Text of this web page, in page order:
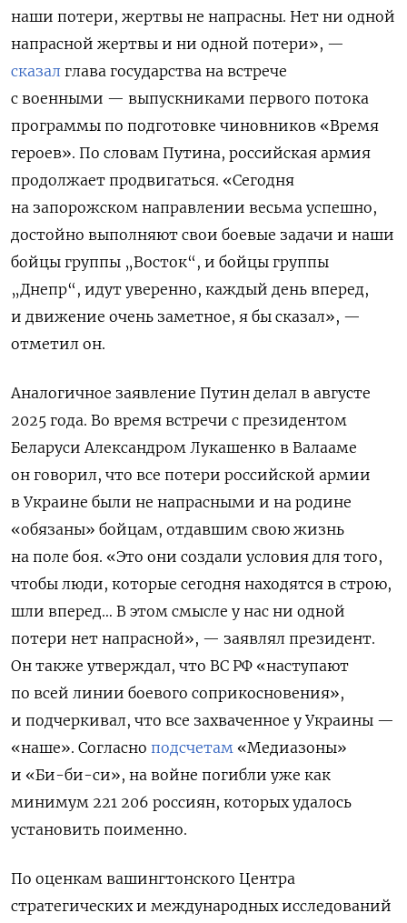
наши потери, жертвы не напрасны. Нет ни одной
напрасной жертвы и ни одной потери», —
сказал глава государства на встрече
с военными — выпускниками первого потока
программы по подготовке чиновников «Время
героев». По словам Путина, российская армия
продолжает продвигаться. «Сегодня
на запорожском направлении весьма успешно,
достойно выполняют свои боевые задачи и наши
бойцы группы „Восток“, и бойцы группы
„Днепр“, идут уверенно, каждый день вперед,
и движение очень заметное, я бы сказал», —
отметил он.
Аналогичное заявление Путин делал в августе
2025 года. Во время встречи с президентом
Беларуси Александром Лукашенко в Валааме
он говорил, что все потери российской армии
в Украине были не напрасными и на родине
«обязаны» бойцам, отдавшим свою жизнь
на поле боя. «Это они создали условия для того,
чтобы люди, которые сегодня находятся в строю,
шли вперед… В этом смысле у нас ни одной
потери нет напрасной», — заявлял президент.
Он также утверждал, что ВС РФ «наступают
по всей линии боевого соприкосновения»,
и подчеркивал, что все захваченное у Украины —
«наше». Согласно подсчетам «Медиазоны»
и «Би-би-си», на войне погибли уже как
минимум 221 206 россиян, которых удалось
установить поименно.
По оценкам вашингтонского Центра
стратегических и международных исследований